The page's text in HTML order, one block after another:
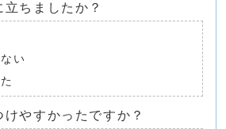
ちましたか？
い
やすかったですか？